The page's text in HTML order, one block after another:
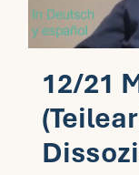
12/21